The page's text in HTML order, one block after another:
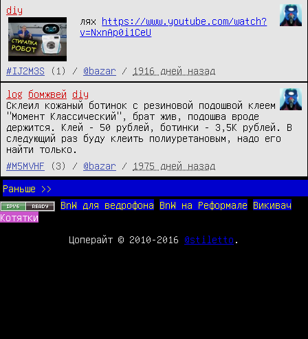
diy
лях https://www.youtube.com/watch?
v=NxnAp0i1CeU
#IJ2M3S (1) / @bazar / 1916 дней назад
log бомжвей
diy
Склеил кожаный ботинок с резиновой подошвой клеем
"Момент Классический", брат жив, подошва вроде
держится. Клей - 50 рублей, ботинки - 3,5К рублей. В
следующий раз буду клеить полиуретановым, надо его
найти только.
#M5MVHF
(3) / @bazar / 1975 дней назад
Раньше >>
BnW для ведрофона
BnW на Реформале
Викивач
Котятки
Цоперайт © 2010-2016 @stiletto